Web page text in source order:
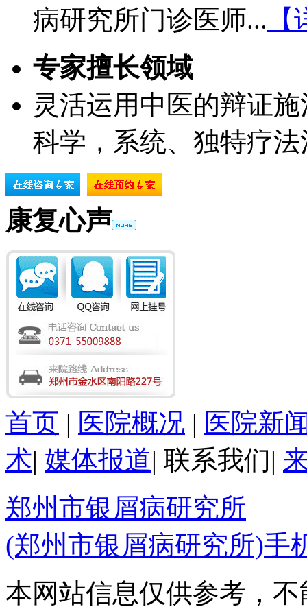
病研究所门诊医师...
专家擅长领域
灵活运用中医的辩证
科学，系统、独特疗
康复心声
首页 | 医院概况 | 医院新
术| 媒体报道| 联系我们|
郑州市银屑病研究所
(郑州市银屑病研究所)手
本网站信息仅供参考，